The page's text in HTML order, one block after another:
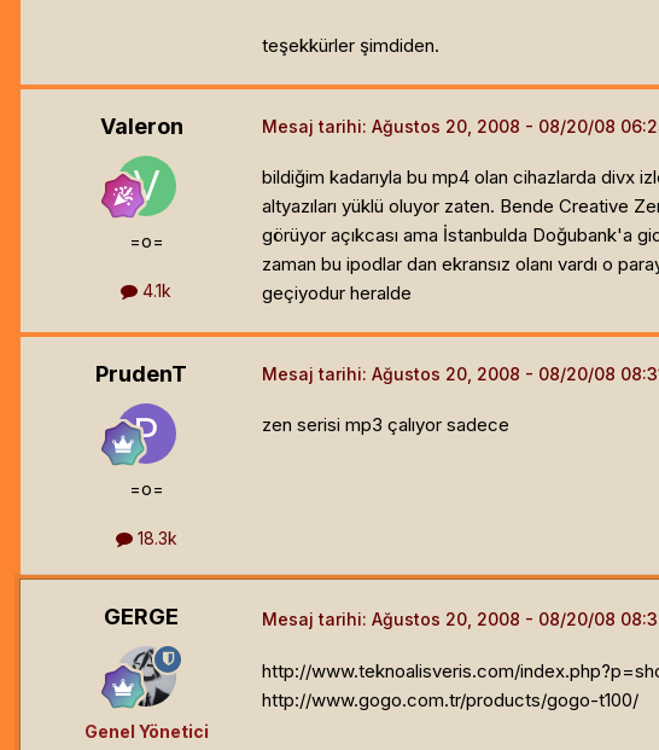
teşekkürler şimdiden.
Valeron
=o=
4.1k
Mesaj tarihi: Ağustos 20, 2008
bildiğim kadarıyla bu mp4 olan cihazlarda divx
altyazıları yüklü oluyor zaten. Bende Creative
görüyor açıkcası ama İstanbulda Doğubank'a
zaman bu ipodlar dan ekransız olanı vardı o
geçiyodur heralde
PrudenT
=o=
18.3k
Mesaj tarihi: Ağustos 20, 2008
zen serisi mp3 çalıyor sadece
GERGE
Genel Yönetici
Mesaj tarihi: Ağustos 20, 2008
http://www.teknoalisveris.com/
http://www.gogo.com.tr/products/gogo-t100/